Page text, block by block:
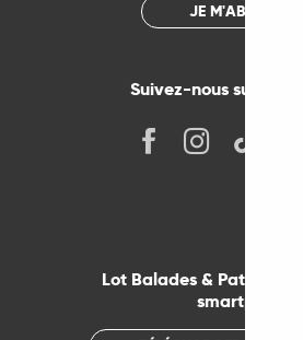
JE M'ABONNE
Suivez-nous sur les
Lot Balades &
smartphone